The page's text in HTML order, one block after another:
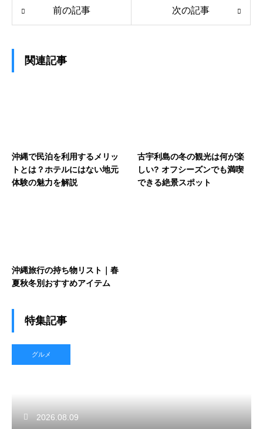
前の記事 次の記事
関連記事
沖縄で民泊を利用するメリッ
トとは？ホテルにはない地元
体験の魅力を解説
古宇利島の冬の観光は何が楽
しい? オフシーズンでも満喫
できる絶景スポット
沖縄旅行の持ち物リスト｜春
夏秋冬別おすすめアイテム
特集記事
グルメ
2026.08.09